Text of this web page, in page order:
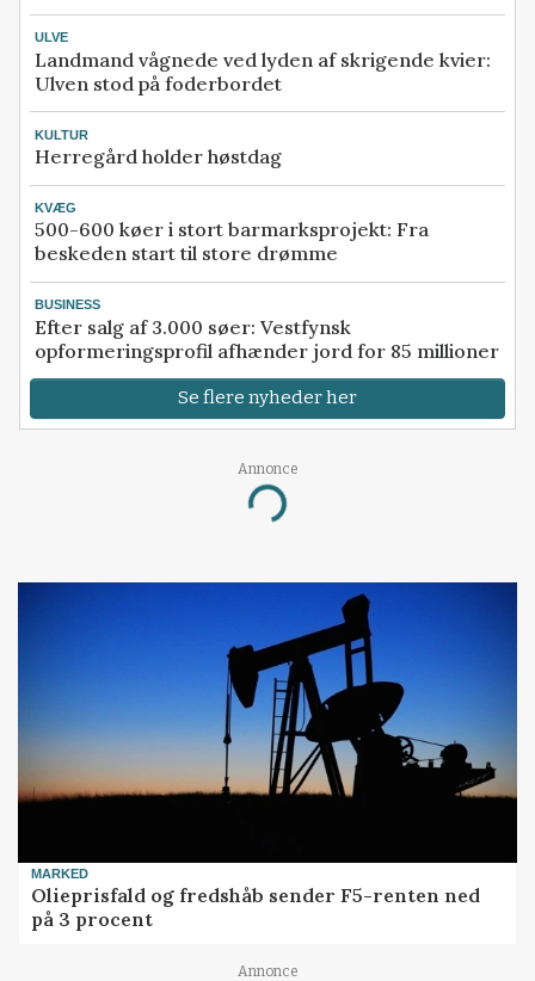
ULVE
Landmand vågnede ved lyden af skrigende kvier:
Ulven stod på foderbordet
KULTUR
Herregård holder høstdag
KVÆG
500-600 køer i stort barmarksprojekt: Fra
beskeden start til store drømme
BUSINESS
Efter salg af 3.000 søer: Vestfynsk
opformeringsprofil afhænder jord for 85 millioner
Se flere nyheder her
Annonce
Loading...
MARKED
Olieprisfald og fredshåb sender F5-renten ned
på 3 procent
Annonce